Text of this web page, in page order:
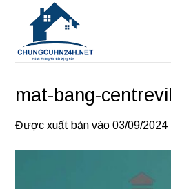
dung
mat-bang-
Được xuất bản vào 03/09/2024